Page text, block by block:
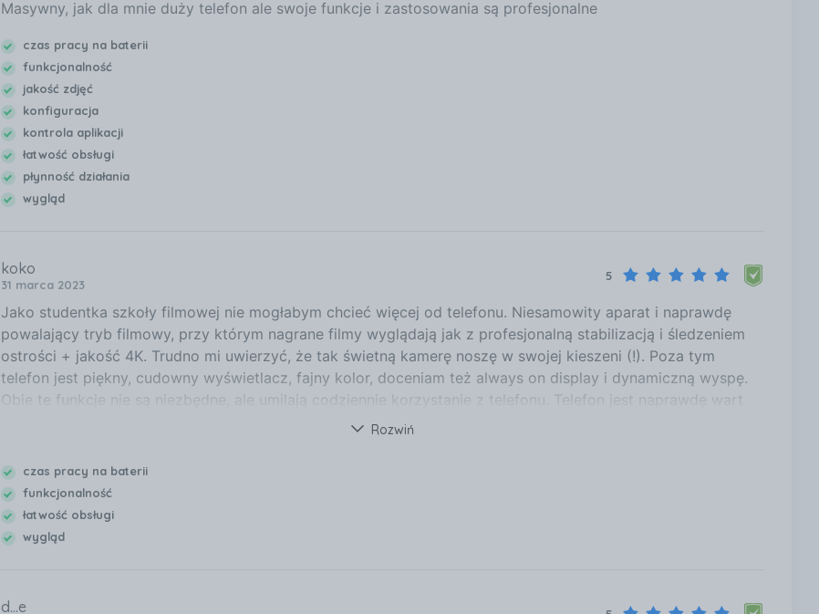
Masywny, jak dla mnie duży telefon ale swoje funkcje i zastosowania są profesjonalne
czas pracy na baterii
funkcjonalność
jakość zdjęć
konfiguracja
kontrola aplikacji
łatwość obsługi
płynność działania
wygląd
koko
31 marca 2023
5
Jako studentka szkoły filmowej nie mogłabym chcieć więcej od telefonu. Niesamowity aparat i naprawdę
powalający tryb filmowy, przy którym nagrane filmy wyglądają jak z profesjonalną stabilizacją i śledzeniem
ostrości + jakość 4K. Trudno mi uwierzyć, że tak świetną kamerę noszę w swojej kieszeni (!). Poza tym
telefon jest piękny, cudowny wyświetlacz, fajny kolor, doceniam też always on display i dynamiczną wyspę.
Obie te funkcje nie są niezbędne, ale umilają codziennie korzystanie z telefonu. Telefon jest naprawdę wart
Rozwiń
czas pracy na baterii
funkcjonalność
łatwość obsługi
wygląd
d...e